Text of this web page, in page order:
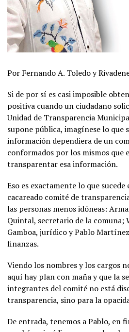
Por Fernando A. Toledo y
Si de por sí es casi imposible
positiva cuando un ciudadano
Unidad de Transparencia
supone pública, imagínese lo que
información dependiera de un
conformados por los mismos que
transparentar esa información.
Eso es exactamente lo que sucede
cacareado comité de
las personas menos idóneas:
Quintal, secretario de la
Gamboa, jurídico y Pablo
finanzas.
Viendo los nombres y los cargos
aquí hay plan con maña y que la
integrantes del comité no está
transparencia, sino para la
De entrada, tenemos a Pablo, en